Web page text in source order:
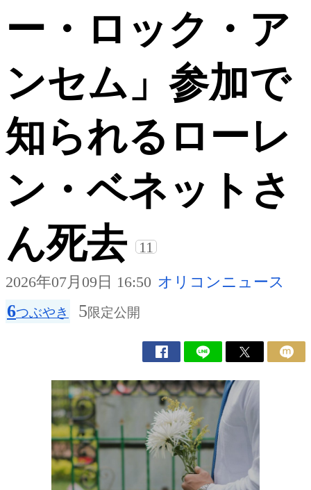
ー・ロック・ア
ンセム」参加で
知られるローレ
ン・ベネットさ
ん死去
11
2026年07月09日 16:50 オリコンニュース
6つぶやき 5限定公開